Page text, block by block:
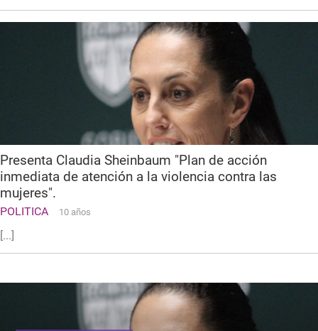
Presenta Claudia Sheinbaum "Plan de acción
inmediata de atención a la violencia contra las
mujeres".
POLITICA 10 años
[...]